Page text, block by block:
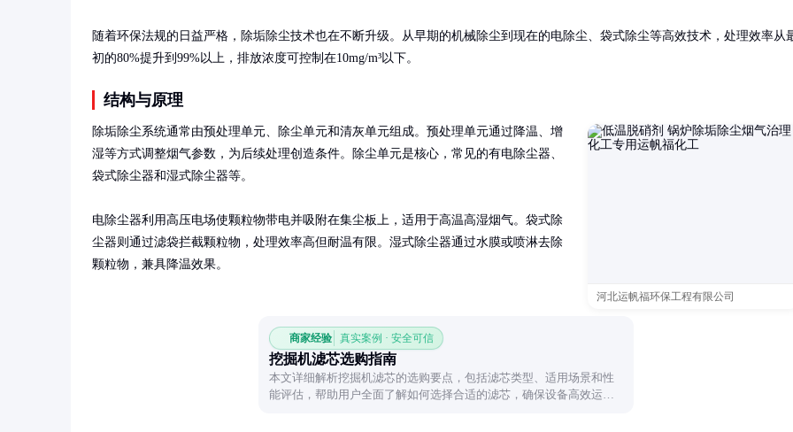
随着环保法规的日益严格，除垢除尘技术也在不断升级。从早期的机械除尘到现在的电除尘、袋式除尘等高效技术，处理效率从
初的80%提升到99%以上，排放浓度可控制在10mg/m³以下。
结构与原理
河北运帆福环保工程有限公司
除垢除尘系统通常由预处理单元、除尘单元和清灰单元组成。预处理单元通过降温、增
湿等方式调整烟气参数，为后续处理创造条件。除尘单元是核心，常见的有电除尘器、
袋式除尘器和湿式除尘器等。
电除尘器利用高压电场使颗粒物带电并吸附在集尘板上，适用于高温高湿烟气。袋式除
尘器则通过滤袋拦截颗粒物，处理效率高但耐温有限。湿式除尘器通过水膜或喷淋去除
颗粒物，兼具降温效果。
商家经验 真实案例 · 安全可信
挖掘机滤芯选购指南
本文详细解析挖掘机滤芯的选购要点，包括滤芯类型、适用场景和性
能评估，帮助用户全面了解如何选择合适的滤芯，确保设备高效运